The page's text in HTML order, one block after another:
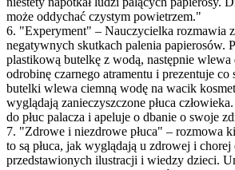
może oddychać czystym powietrzem."
6. "Experyment" – Nauczycielka rozmawia
negatywnych skutkach palenia papierosów.
plastikową butelkę z wodą, następnie wlewa
odrobinę czarnego atramentu i prezentuje co
butelki wlewa ciemną wodę na wacik
wyglądają zanieczyszczone płuca
do płuc palacza i apeluje o dbanie o swoje
7. "Zdrowe i niezdrowe płuca" – rozmowa
to są płuca, jak wyglądają u zdrowej i chorej
przedstawionych ilustracji i wiedzy dzieci.